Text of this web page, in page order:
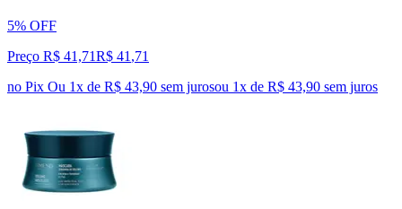
5% OFF
Preço R$ 41,71R$ 41 ,71
no Pix Ou 1x de R$ 43,90 sem jurosou 1x de R$ 43,90 sem juros